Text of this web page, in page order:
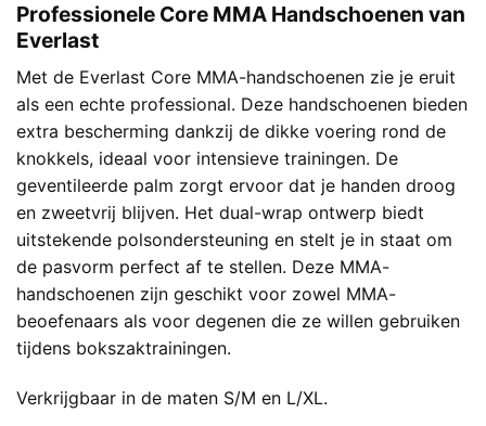
Professionele Core MMA Handschoenen van
Everlast
Met de Everlast Core MMA-handschoenen zie je eruit
als een echte professional. Deze handschoenen bieden
extra bescherming dankzij de dikke voering rond de
knokkels, ideaal voor intensieve trainingen. De
geventileerde palm zorgt ervoor dat je handen droog
en zweetvrij blijven. Het dual-wrap ontwerp biedt
uitstekende polsondersteuning en stelt je in staat om
de pasvorm perfect af te stellen. Deze MMA-
handschoenen zijn geschikt voor zowel MMA-
beoefenaars als voor degenen die ze willen gebruiken
tijdens bokszaktrainingen.
Verkrijgbaar in de maten S/M en L/XL.